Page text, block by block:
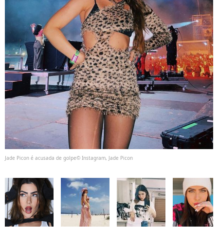
Jade Picon é acusada de golpe© Instagram, Jade Picon